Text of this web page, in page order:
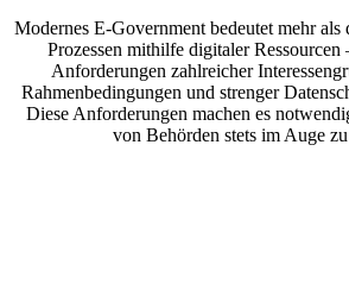
Modernes E-Government bedeutet mehr
Prozessen mithilfe digitaler Ressourcen
Anforderungen zahlreicher
Rahmenbedingungen und strenger
Diese Anforderungen machen es
von Behörden stets im Auge